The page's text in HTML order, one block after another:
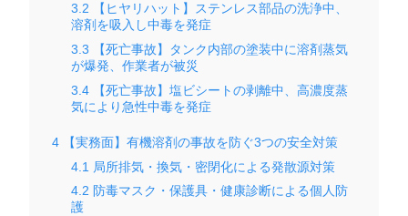
3.2 【ヒヤリハット】ステンレス部品の洗浄中、
溶剤を吸入し中毒を発症
3.3 【死亡事故】タンク内部の塗装中に溶剤蒸気
が爆発、作業者が被災
3.4 【死亡事故】塩ビシートの剥離中、高濃度蒸
気により急性中毒を発症
4 【実務面】有機溶剤の事故を防ぐ3つの安全対策
4.1 局所排気・換気・密閉化による発散源対策
4.2 防毒マスク・保護具・健康診断による個人防
護